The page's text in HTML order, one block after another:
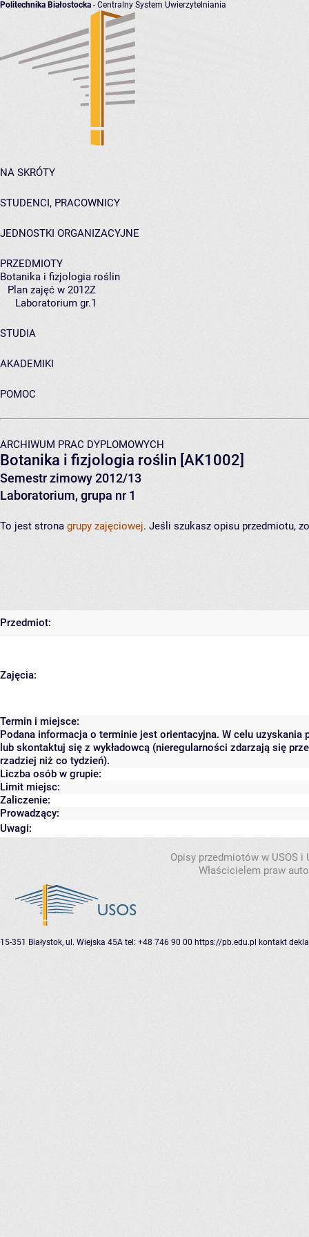
Politechnika Białostocka - Centralny System Uwierzytelniania
NA SKRÓTY
STUDENCI, PRACOWNICY
JEDNOSTKI ORGANIZACYJNE
PRZEDMIOTY
Botanika i fizjologia roślin
Plan zajęć w 2012Z
Laboratorium gr.1
STUDIA
AKADEMIKI
POMOC
ARCHIWUM PRAC DYPLOMOWYCH
Botanika i fizjologia roślin [AK1002]
Semestr zimowy 2012/13
Laboratorium, grupa nr 1
To jest strona grupy zajęciowej. Jeśli szukasz opisu przedmiotu,
Przedmiot:
Zajęcia:
Termin i miejsce:
Podana informacja o terminie jest orientacyjna. W celu
lub skontaktuj się z wykładowcą (nieregularności zdarzają się
rzadziej niż co tydzień).
Liczba osób w grupie:
Limit miejsc:
Zaliczenie:
Prowadzący:
Uwagi:
Opisy przedmiotów w USOS
Właścicielem praw
15-351 Białystok, ul. Wiejska 45A tel: +48 746 90 00 https://pb.edu.pl kontakt